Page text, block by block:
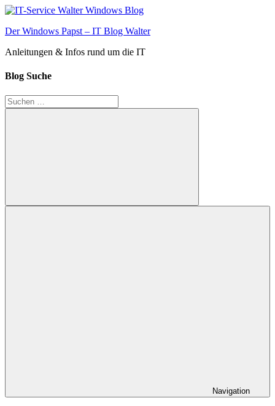
Zum
springen
Der Windows Papst – IT Blog Walter
Anleitungen & Infos rund um die IT
Blog Suche
Suchen
nach:
Suchen
Navigation